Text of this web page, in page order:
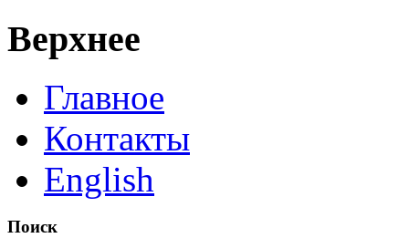
Верхнее
Главное
Контакты
English
Поиск